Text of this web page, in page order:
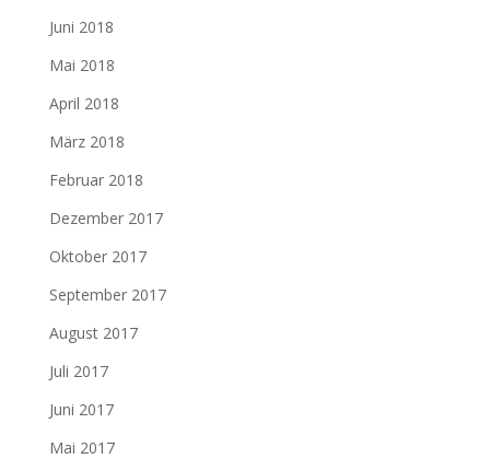
Juni 2018
Mai 2018
April 2018
März 2018
Februar 2018
Dezember 2017
Oktober 2017
September 2017
August 2017
Juli 2017
Juni 2017
Mai 2017